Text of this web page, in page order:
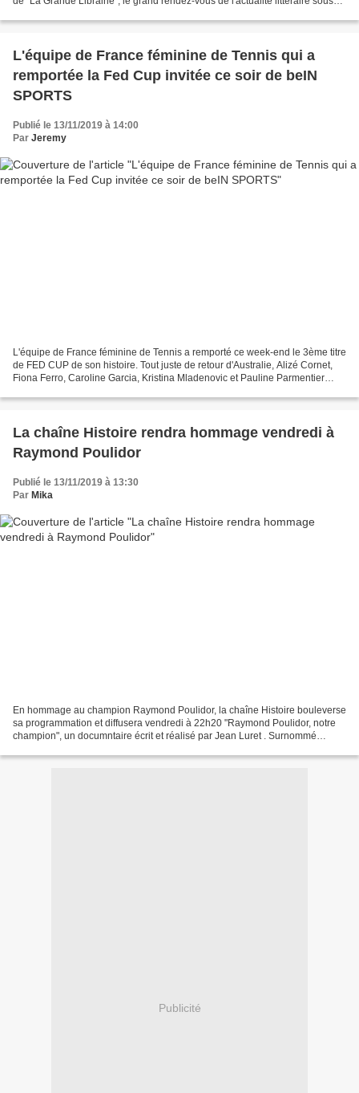
L'équipe de France féminine de Tennis qui a
remportée la Fed Cup invitée ce soir de beIN
SPORTS
Publié le 13/11/2019 à 14:00
Par Jeremy
L'équipe de France féminine de Tennis a remporté ce week-end le 3ème titre
de FED CUP de son histoire. Tout juste de retour d'Australie, Alizé Cornet,
Fiona Ferro, Caroline Garcia, Kristina Mladenovic et Pauline Parmentier
La chaîne Histoire rendra hommage vendredi à
Raymond Poulidor
Publié le 13/11/2019 à 13:30
Par Mika
En hommage au champion Raymond Poulidor, la chaîne Histoire bouleverse
sa programmation et diffusera vendredi à 22h20 "Raymond Poulidor, notre
champion", un documntaire écrit et réalisé par Jean Luret . Surnommé
Publicité